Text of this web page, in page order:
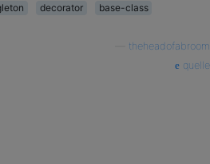
decorator
base-class
theheadofabroom
quelle